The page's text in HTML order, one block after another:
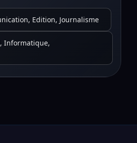
Edition, Journalisme
Informatique,